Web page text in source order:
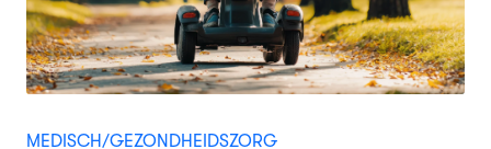
MEDISCH/GEZONDHEIDSZORG